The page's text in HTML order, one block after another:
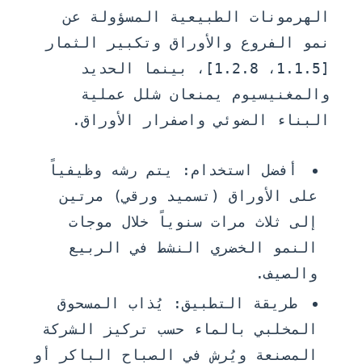
الهرمونات الطبيعية المسؤولة عن
نمو الفروع والأوراق وتكبير الثمار
[1.1.5، 1.2.8]، بينما الحديد
والمغنيسيوم يمنعان شلل عملية
البناء الضوئي واصفرار الأوراق.
أفضل استخدام:
يتم رشه وظيفياً
على الأوراق (تسميد ورقي) مرتين
إلى ثلاث مرات سنوياً خلال موجات
النمو الخضري النشط في الربيع
والصيف.
طريقة التطبيق:
يُذاب المسحوق
المخلبي بالماء حسب تركيز الشركة
المصنعة ويُرش في الصباح الباكر أو